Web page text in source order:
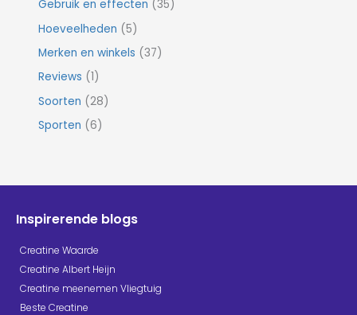
Gebruik en effecten (35)
Hoeveelheden (5)
Merken en winkels (37)
Reviews (1)
Soorten (28)
Sporten (6)
Inspirerende blogs
Creatine Waarde
Creatine Albert Heijn
Creatine meenemen Vliegtuig
Beste Creatine